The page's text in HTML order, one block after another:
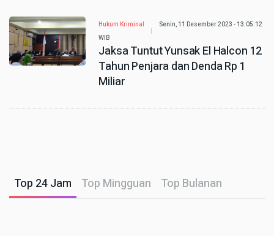
Hukum Kriminal
Senin, 11 Desember 2023 - 13:05:12
WIB
Jaksa Tuntut Yunsak El Halcon 12
Tahun Penjara dan Denda Rp 1
Miliar
Top 24 Jam Top Mingguan Top Bulanan